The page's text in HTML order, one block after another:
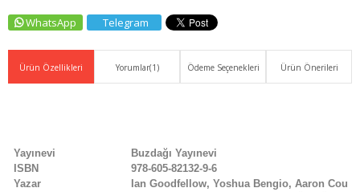
WhatsApp Telegram
Ürün Özellikleri Yorumlar(1) Ödeme Seçenekleri Ürün Önerileri
Yayınevi
Buzdağı Yayınevi
ISBN
978-605-82132-9-6
Yazar
Ian Goodfellow, Yoshua Bengio, Aaron